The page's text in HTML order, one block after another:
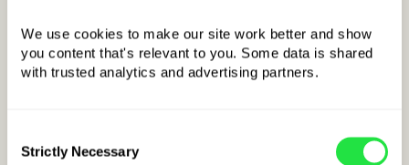
We use cookies to make our site work better and show
you content that's relevant to you. Some data is shared
with trusted analytics and advertising partners.
Selection
Strictly Necessary
BEKVEMT OG PÅ ET ØJEBLIK
+
-